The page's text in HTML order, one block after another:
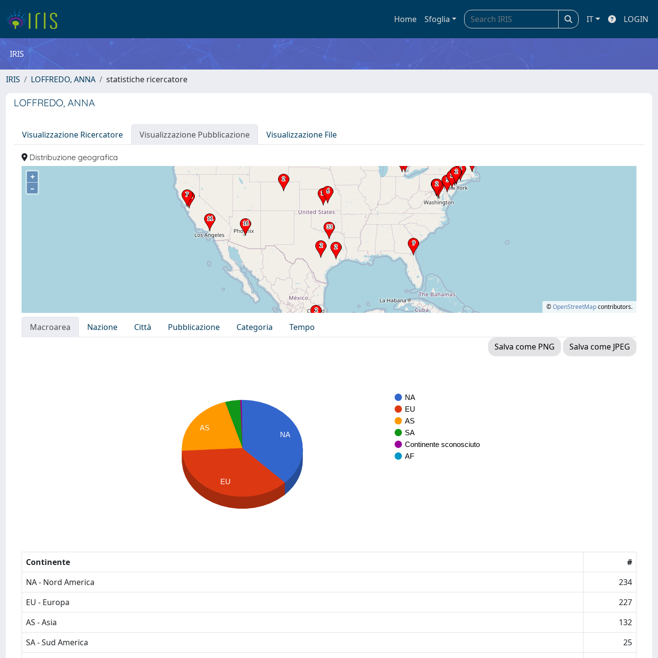
Home Sfoglia IT LOGIN
IRIS
IRIS LOFFREDO, ANNA statistiche ricercatore
LOFFREDO, ANNA
Visualizzazione Ricercatore Visualizzazione Pubblicazione Visualizzazione File
Distribuzione geografica
+
–
©OpenStreetMapcontributors.
Macroarea Nazione Città Pubblicazione Categoria
Tempo
Salva come PNG
Salva come JPEG
NA
EU
AS
SA
Continente sconosciuto
AF
NA
AS
EU
Continente
#
NA - Nord America
234
EU - Europa
227
AS - Asia
132
SA - Sud America
25